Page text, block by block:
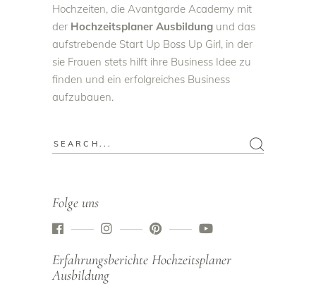
Hochzeiten, die Avantgarde Academy mit
der Hochzeitsplaner Ausbildung und das
aufstrebende Start Up Boss Up Girl, in der
sie Frauen stets hilft ihre Business Idee zu
finden und ein erfolgreiches Business
aufzubauen.
Folge uns
Erfahrungsberichte Hochzeitsplaner
Ausbildung